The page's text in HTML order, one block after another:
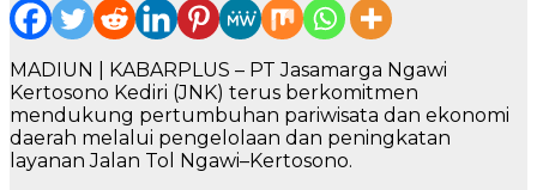
MADIUN | KABARPLUS – PT Jasamarga Ngawi
Kertosono Kediri (JNK) terus berkomitmen
mendukung pertumbuhan pariwisata dan ekonomi
daerah melalui pengelolaan dan peningkatan
layanan Jalan Tol Ngawi–Kertosono.